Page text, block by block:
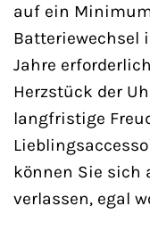
auf ein
Batteriewechsel
Jahre
Herzstück der
langfristige
können Sie sich
verlassen, egal